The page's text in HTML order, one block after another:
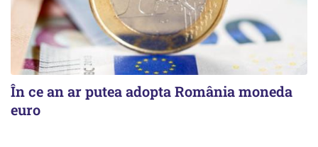
În ce an ar putea adopta România moneda
euro